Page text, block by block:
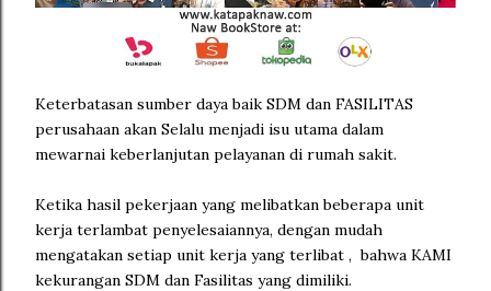
Keterbatasan sumber daya baik SDM dan FASILITAS
perusahaan akan Selalu menjadi isu utama dalam
mewarnai keberlanjutan pelayanan di rumah sakit.
Ketika hasil pekerjaan yang melibatkan beberapa unit
kerja terlambat penyelesaiannya, dengan mudah
mengatakan setiap unit kerja yang terlibat , bahwa KAMI
kekurangan SDM dan Fasilitas yang dimiliki.